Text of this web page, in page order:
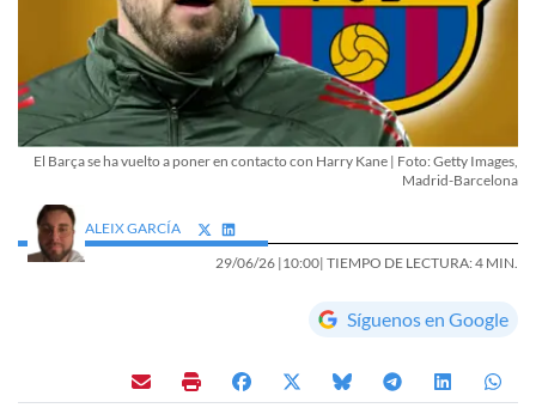
El Barça se ha vuelto a poner en contacto con Harry Kane | Foto: Getty Images,
Madrid-Barcelona
ALEIX GARCÍA
29/06/26 |10:00| TIEMPO DE LECTURA: 4 MIN.
Síguenos en Google